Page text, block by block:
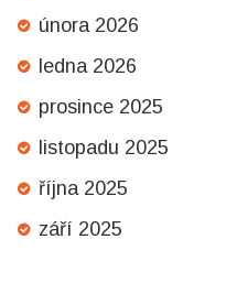
února 2026
ledna 2026
prosince 2025
listopadu 2025
října 2025
září 2025